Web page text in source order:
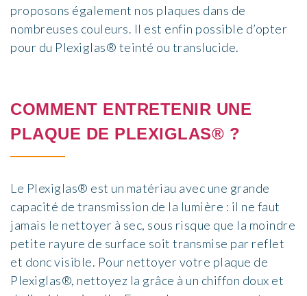
proposons également nos plaques dans de
nombreuses couleurs. Il est enfin possible d’opter
pour du Plexiglas® teinté ou translucide.
COMMENT ENTRETENIR UNE
PLAQUE DE PLEXIGLAS® ?
Le Plexiglas® est un matériau avec une grande
capacité de transmission de la lumière : il ne faut
jamais le nettoyer à sec, sous risque que la moindre
petite rayure de surface soit transmise par reflet
et donc visible. Pour nettoyer votre plaque de
Plexiglas®, nettoyez la grâce à un chiffon doux et